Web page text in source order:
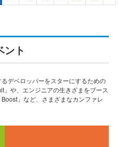
ント
デベロッパーをスターにするための
や、エンジニアの生きざまをブース
」など、さまざまなカンファレ